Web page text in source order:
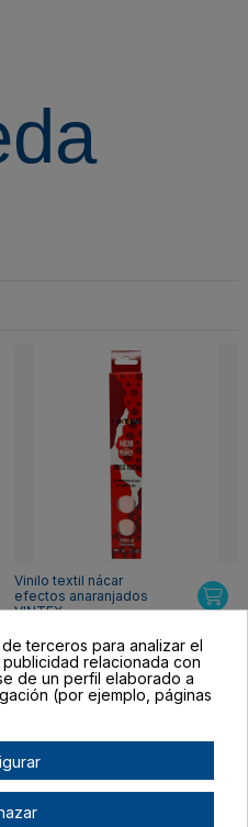
Vinilo textil nácar
efectos anaranjados
VINTEX
terceros para analizar el
relacionada con
de un perfil elaborado a
(por ejemplo, páginas